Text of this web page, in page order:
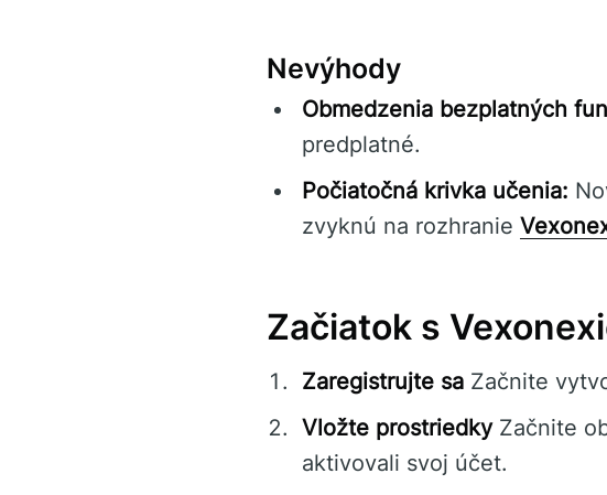
Nevýhody
Obmedzenia bezplatných
predplatné.
Počiatočná krivka učenia:
zvyknú na rozhranie
Začiatok s
Zaregistrujte sa Začnite
Vložte prostriedkyZačnite
aktivovali svoj účet.